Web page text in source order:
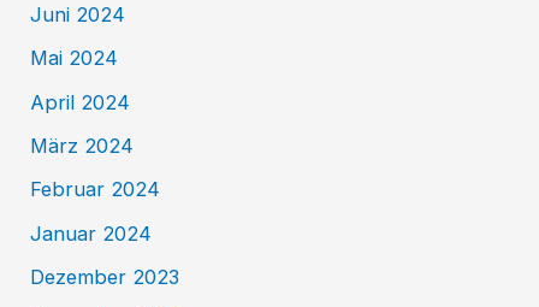
Juni 2024
Mai 2024
April 2024
März 2024
Februar 2024
Januar 2024
Dezember 2023